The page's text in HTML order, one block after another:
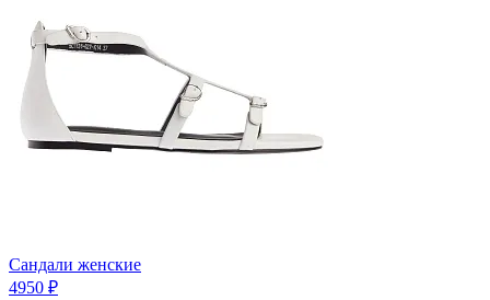
Сандали женские
4950 ₽